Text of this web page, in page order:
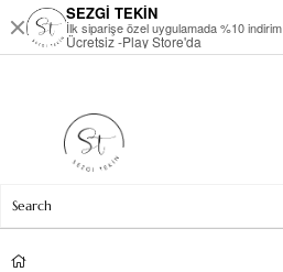
SEZGİ TEKİN
İlk siparişe özel uygulamada %10 indirim
Ücretsiz -Play Store'da